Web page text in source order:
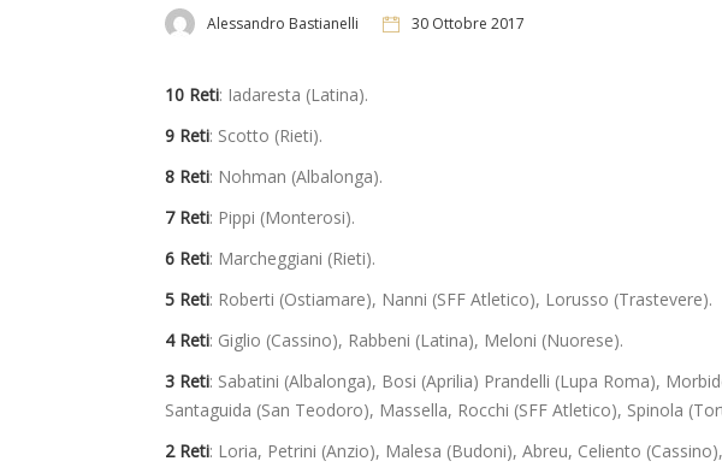
Alessandro Bastianelli 30 Ottobre 2017
10 Reti: Iadaresta (Latina).
9 Reti: Scotto (Rieti).
8 Reti: Nohman (Albalonga).
7 Reti: Pippi (Monterosi).
6 Reti: Marcheggiani (Rieti).
5 Reti: Roberti (Ostiamare), Nanni (SFF Atletico), Lorusso (Trastevere).
4 Reti: Giglio (Cassino), Rabbeni (Latina), Meloni (Nuorese).
3 Reti: Sabatini (Albalonga), Bosi (Aprilia) Prandelli (Lupa Roma),
Santaguida (San Teodoro), Massella, Rocchi (SFF Atletico), Spinola
2 Reti: Loria, Petrini (Anzio), Malesa (Budoni), Abreu, Celiento